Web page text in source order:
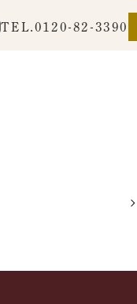
TEL. 0120-82-3390